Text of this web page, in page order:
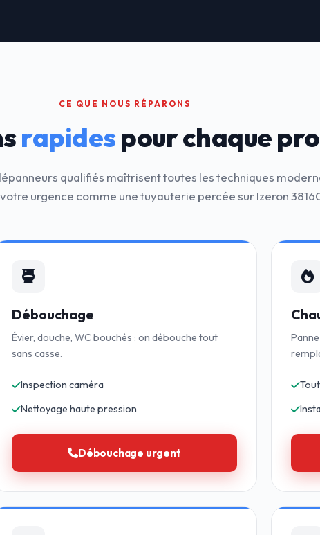
CE QUE NOUS RÉPARONS
rapidespour chaque
qualifiés maîtrisent toutes les techniques
urgence comme une tuyauterie percée sur Izeron
Débouchage
Évier, douche, WC bouchés : on débouche tout
sans casse.
Inspection caméra
Nettoyage haute pression
Débouchage urgent